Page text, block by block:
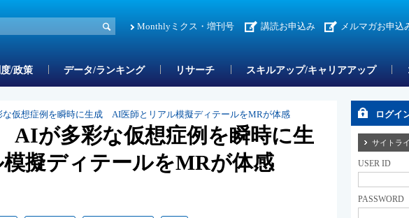
Monthlyミクス・増刊号 講読お申込み メルマガお申込
/政策 データ/ランキング リサーチ スキルアップ/キャリアアップ
仮想症例を瞬時に生成 AI医師とリアル模擬ディテールをMRが体感
が多彩な仮想症例を瞬時に生
擬ディテールをMRが体感
ログイ
サイトラ
USER ID
PASSWORD